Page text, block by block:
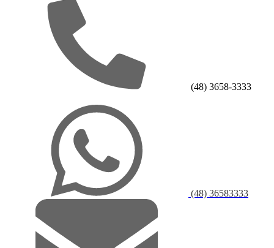
(48) 3658-3333
(48) 36583333